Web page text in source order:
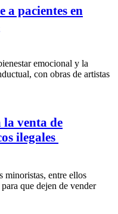
a pacientes en
emocional y la
con obras de artistas
venta de
ilegales
minoristas, entre ellos
que dejen de vender